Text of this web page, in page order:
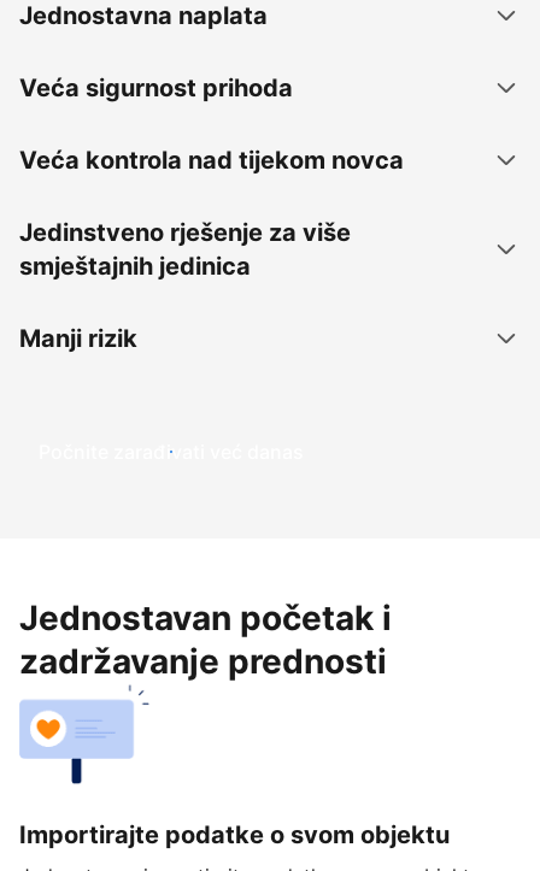
Jednostavna naplata
Veća sigurnost prihoda
Veća kontrola nad tijekom novca
Jedinstveno rješenje za više
smještajnih jedinica
Manji rizik
Počnite zarađivati već ​​danas
Jednostavan početak i
zadržavanje prednosti
Importirajte podatke o svom objektu